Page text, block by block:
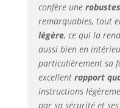
confère une
remarquables, tout
légère, ce qui la
aussi bien en
particulièrement sa
excellent rapport
instructions
par sa sécurité et